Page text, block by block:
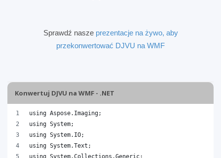
Sprawdź nasze prezentacje na żywo, aby
przekonwertować DJVU na WMF
Konwertuj DJVU na WMF - .NET